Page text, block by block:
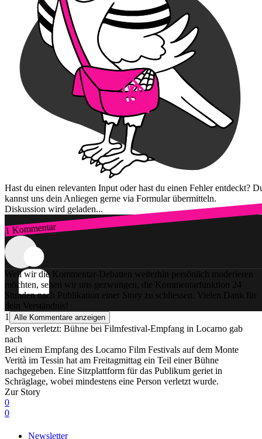
Hast du einen relevanten Input oder hast du einen Fehler entdeckt?
kannst uns dein Anliegen gerne via Formular übermitteln.
Diskussion wird geladen...
1 Kommentar
Zum Login
Weil wir die Kommentar-Debatten weiterhin persönlich moderieren
möchten, sehen wir uns gezwungen, die Kommentarfunktion 24
Stunden nach Publikation einer Story zu schliessen. Vielen Dank für
dein Verständnis!
1
Alle Kommentare anzeigen
Person verletzt: Bühne bei Filmfestival-Empfang in Locarno gab
nach
Bei einem Empfang des Locarno Film Festivals auf dem Monte
Verità im Tessin hat am Freitagmittag ein Teil einer Bühne
nachgegeben. Eine Sitzplattform für das Publikum geriet in
Schräglage, wobei mindestens eine Person verletzt wurde.
Zur Story
0
0
Newsletter